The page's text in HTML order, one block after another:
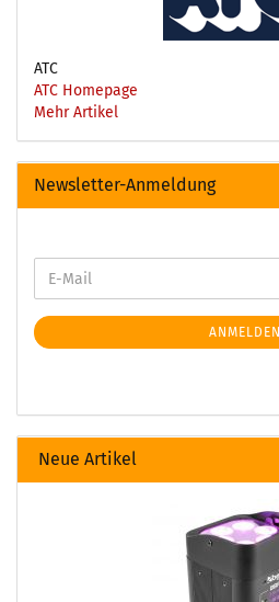
ATC
ATC Homepage
Mehr Artikel
Newsletter-Anmeldung
ANMELDEN
Neue Artikel